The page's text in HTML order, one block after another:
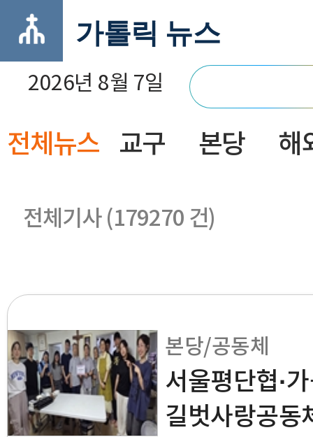
가톨릭 뉴스
2026년 8월 7일
닫기
전체뉴스 교구 본당 해
전체기사 (179270 건)
본당/공동체
서울평단협·
길벗사랑공동